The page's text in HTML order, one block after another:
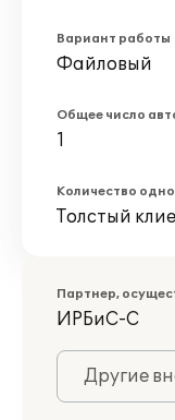
Вариант работы
Файловый
Общее число
1
Количество
Толстый
Партнер,
ИРБиС-С
Другие